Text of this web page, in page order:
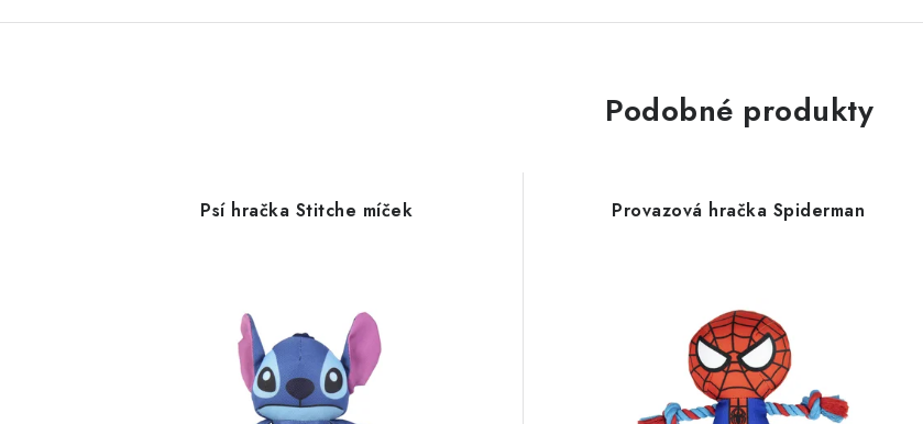
Podobné produkty
Psí hračka Stitche míček Provazová hračka Spiderman